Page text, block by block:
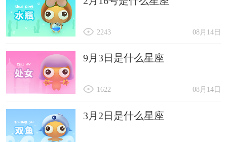
08月14日
2243
9月3日是什么星座
08月14日
1622
3月2日是什么星座